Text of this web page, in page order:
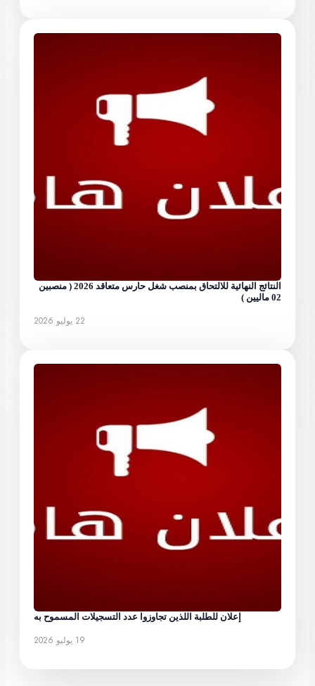
النتائج النهائية للالتحاق بمنصب شغل حارس متعاقد 2026 ( منصبين
02 ماليين )
22 يوليو 2026
إعلان للطلبة اللذين تجاوزوا عدد التسجيلات المسموح به
19 يوليو 2026